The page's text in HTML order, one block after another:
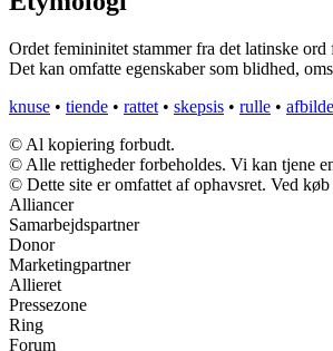
Ordet femininitet stammer fra det latinske
Det kan omfatte egenskaber som blidhed,
knuse • tiende • rattet • skepsis • rulle •
© Al kopiering forbudt.
© Alle rettigheder forbeholdes. Vi kan tjene
© Dette site er omfattet af ophavsret. Ved
Alliancer
Samarbejdspartner
Donor
Marketingpartner
Allieret
Pressezone
Ring
Forum